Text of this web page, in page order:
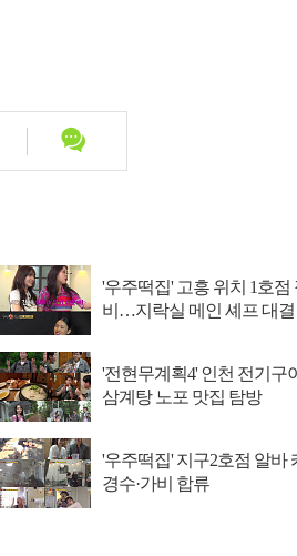
'우주떡집' 고흥 위치 1호점
비…지락실 메인 셰프 대결
'전현무계획4' 인천 전기구
삼계탕 노포 맛집 탐방
'우주떡집' 지구2호점 알바
경수·가비 합류